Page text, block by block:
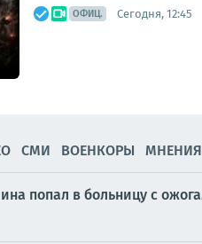
ОФИЦ. Сегодня, 12:45
СМИ ВОЕНКОРЫ МНЕНИЯ
попал в больницу с